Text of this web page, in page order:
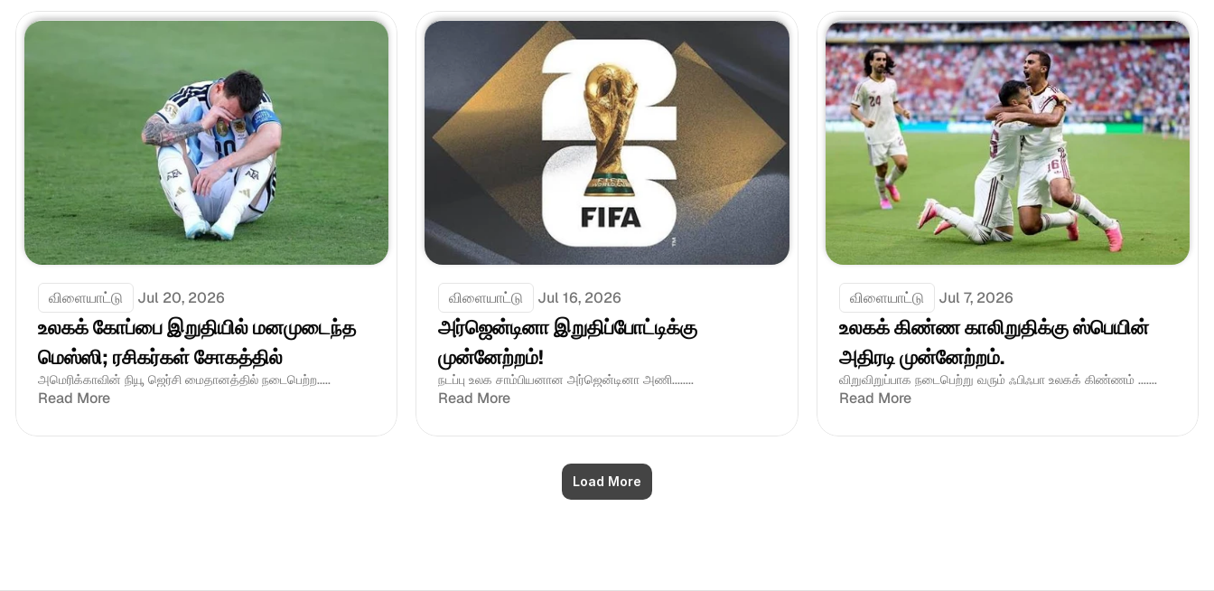
விளையாட்டு Jul 20, 2026
உலகக் கோப்பை இறுதியில் மனமுடைந்த
மெஸ்ஸி; ரசிகர்கள் சோகத்தில்
அமெரிக்காவின் நியூ ஜெர்சி மைதானத்தில் நடைபெற்ற.....
Read More
விளையாட்டு Jul 16, 2026
அர்ஜென்டினா இறுதிப்போட்டிக்கு
முன்னேற்றம்!
நடப்பு உலக சாம்பியனான அர்ஜென்டினா அணி........
Read More
விளையாட்டு Jul 7, 2026
உலகக் கிண்ண காலிறுதிக்கு ஸ்பெயின்
அதிரடி முன்னேற்றம்.
விறுவிறுப்பாக நடைபெற்று வரும் ஃபிஃபா உலகக் கிண்ணம் .......
Read More
Load More